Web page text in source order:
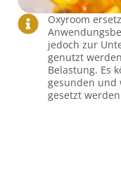
Oxyroom
jedoch zur
genutzt
Belastung. Es
gesunden und
gesetzt